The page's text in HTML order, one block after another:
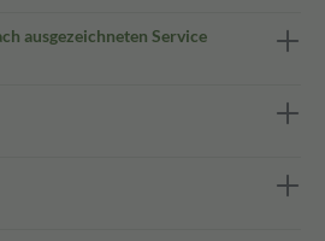
ausgezeichneten Service